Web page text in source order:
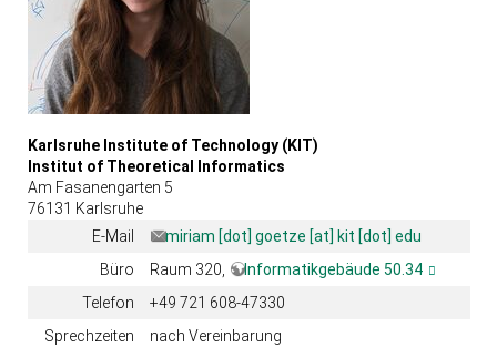
Karlsruhe Institute of Technology (KIT)
Institut of Theoretical Informatics
Am Fasanengarten 5
76131 Karlsruhe
E-Mail
miriam [dot] goetze [at] kit [dot] edu
Büro
Raum 320,
Informatikgebäude 50.34
Telefon
+49 721 608-47330
Sprechzeiten
nach Vereinbarung